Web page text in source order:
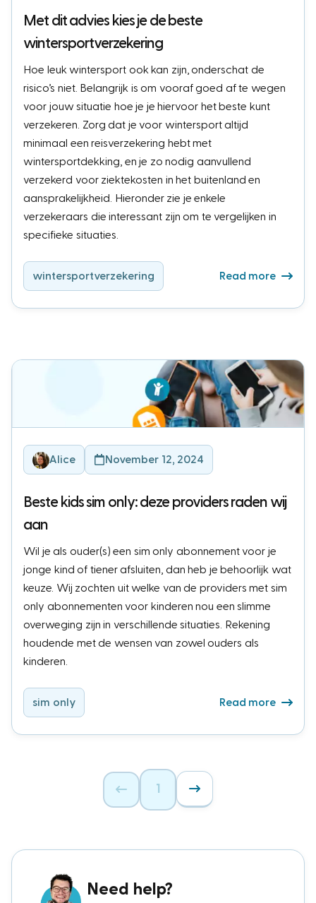
Met dit advies kies je de beste
wintersportverzekering
Hoe leuk wintersport ook kan zijn, onderschat de
risico’s niet. Belangrijk is om vooraf goed af te wegen
voor jouw situatie hoe je je hiervoor het beste kunt
verzekeren. Zorg dat je voor wintersport altijd
minimaal een reisverzekering hebt met
wintersportdekking, en je zo nodig aanvullend
verzekerd voor ziektekosten in het buitenland en
aansprakelijkheid. Hieronder zie je enkele
verzekeraars die interessant zijn om te vergelijken in
specifieke situaties.
wintersportverzekering Read more
Alice November 12, 2024
Beste kids sim only: deze providers raden wij
aan
Wil je als ouder(s) een sim only abonnement voor je
jonge kind of tiener afsluiten, dan heb je behoorlijk wat
keuze. Wij zochten uit welke van de providers met sim
only abonnementen voor kinderen nou een slimme
overweging zijn in verschillende situaties. Rekening
houdende met de wensen van zowel ouders als
kinderen.
sim only Read more
1
Need help?